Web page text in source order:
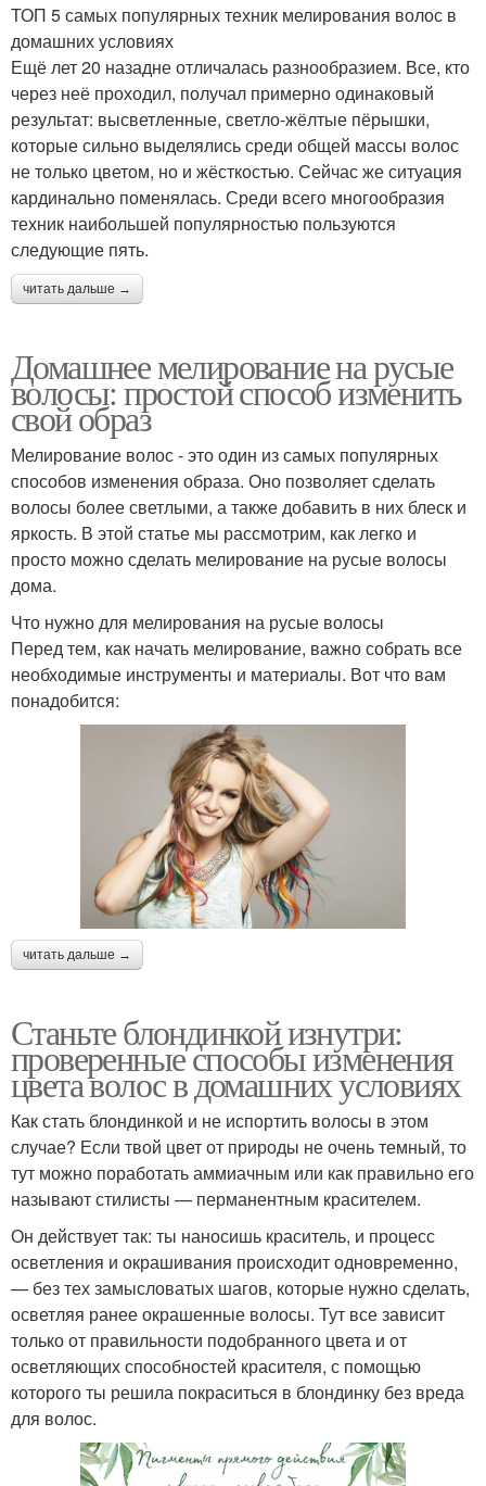
ТОП 5 самых популярных техник мелирования волос в
домашних условиях
Ещё лет 20 назадне отличалась разнообразием. Все, кто
через неё проходил, получал примерно одинаковый
результат: высветленные, светло-жёлтые пёрышки,
которые сильно выделялись среди общей массы волос
не только цветом, но и жёсткостью. Сейчас же ситуация
кардинально поменялась. Среди всего многообразия
техник наибольшей популярностью пользуются
следующие пять.
читать дальше →
Домашнее мелирование на русые
волосы: простой способ изменить
свой образ
Мелирование волос - это один из самых популярных
способов изменения образа. Оно позволяет сделать
волосы более светлыми, а также добавить в них блеск и
яркость. В этой статье мы рассмотрим, как легко и
просто можно сделать мелирование на русые волосы
дома.
Что нужно для мелирования на русые волосы
Перед тем, как начать мелирование, важно собрать все
необходимые инструменты и материалы. Вот что вам
понадобится:
читать дальше →
Станьте блондинкой изнутри:
проверенные способы изменения
цвета волос в домашних условиях
Как стать блондинкой и не испортить волосы в этом
случае? Если твой цвет от природы не очень темный, то
тут можно поработать аммиачным или как правильно его
называют стилисты — перманентным красителем.
Он действует так: ты наносишь краситель, и процесс
осветления и окрашивания происходит одновременно,
— без тех замысловатых шагов, которые нужно сделать,
осветляя ранее окрашенные волосы. Тут все зависит
только от правильности подобранного цвета и от
осветляющих способностей красителя, с помощью
которого ты решила покраситься в блондинку без вреда
для волос.